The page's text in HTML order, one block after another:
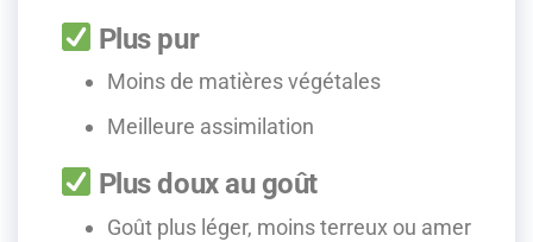
Plus pur
Moins de matières végétales
Meilleure assimilation
Plus doux au goût
Goût plus léger, moins terreux ou amer